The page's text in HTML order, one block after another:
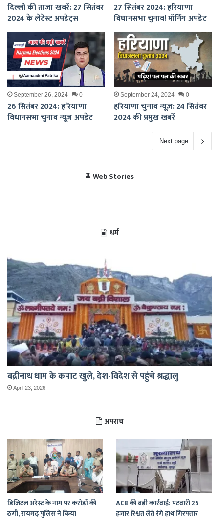
दिल्ली की ताजा खबरें: 27 सितंबर
2024 के लेटेस्ट अपडेट्स
27 सितंबर 2024: हरियाणा
विधानसभा चुनाव! मॉर्निंग अपडेट
September 26, 2024 0
26 सितंबर 2024: हरियाणा
विधानसभा चुनाव न्यूज़ अपडेट
September 24, 2024 0
हरियाणा चुनाव न्यूज़: 24 सितंबर
2024 की प्रमुख खबरें
Next page
Web Stories
विराट कोहली की सेंचुरी से
भारत बनाम पाकिस्तान, हेड
पाकिस्तान में बजा भारत का
चैंपियंस ट्रॉफी 2025 में
धर्म
बद्रीनाथ धाम के कपाट खुले, देश-विदेश से पहुंचे श्रद्धालु
April 23, 2026
अपराध
डिजिटल अरेस्ट के नाम पर करोड़ों की
ठगी, रायगढ़ पुलिस ने किया
ACB की बड़ी कार्रवाई: पटवारी 25
हजार रिश्वत लेते रंगे हाथ गिरफ्तार